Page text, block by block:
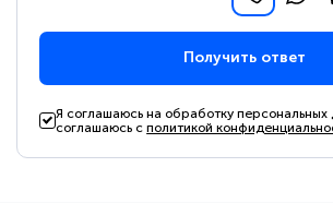
Получить ответ
Я соглашаюсь на обработку персональных
соглашаюсь сполитикой